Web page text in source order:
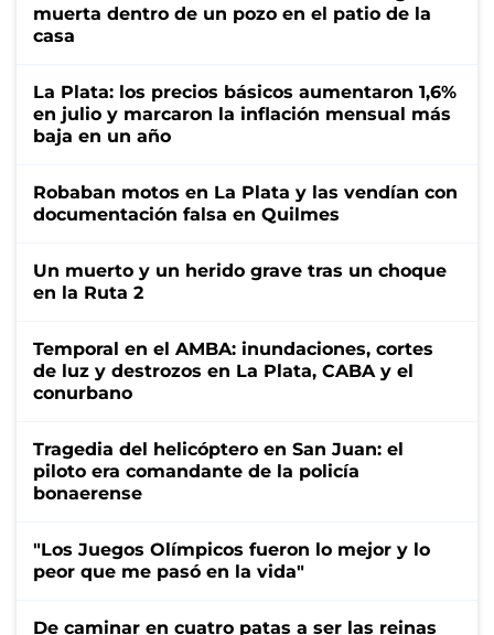
muerta dentro de un pozo en el patio de la
casa
La Plata: los precios básicos aumentaron 1,6%
en julio y marcaron la inflación mensual más
baja en un año
Robaban motos en La Plata y las vendían con
documentación falsa en Quilmes
Un muerto y un herido grave tras un choque
en la Ruta 2
Temporal en el AMBA: inundaciones, cortes
de luz y destrozos en La Plata, CABA y el
conurbano
Tragedia del helicóptero en San Juan: el
piloto era comandante de la policía
bonaerense
"Los Juegos Olímpicos fueron lo mejor y lo
peor que me pasó en la vida"
De caminar en cuatro patas a ser las reinas